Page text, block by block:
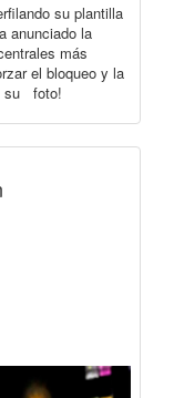
su plantilla
anunciado la
más
el bloqueo y la
su foto!